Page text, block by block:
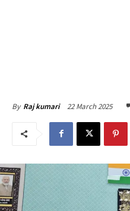
By Raj kumari 22 March 2025